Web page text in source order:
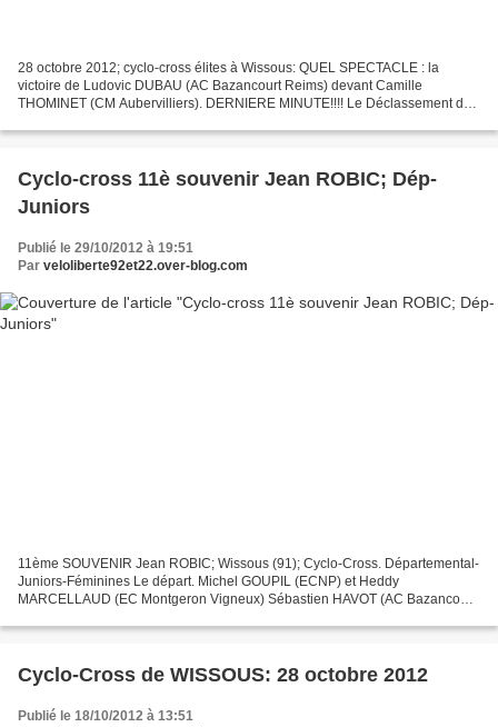
28 octobre 2012; cyclo-cross élites à Wissous: QUEL SPECTACLE : la
victoire de Ludovic DUBAU (AC Bazancourt Reims) devant Camille
THOMINET (CM Aubervilliers). DERNIERE MINUTE!!!! Le Déclassement du
Cyclo-cross 11è souvenir Jean ROBIC; Dép-
Juniors
Publié le 29/10/2012 à 19:51
Par veloliberte92et22.over-blog.com
11ème SOUVENIR Jean ROBIC; Wissous (91); Cyclo-Cross. Départemental-
Juniors-Féminines Le départ. Michel GOUPIL (ECNP) et Heddy
MARCELLAUD (EC Montgeron Vigneux) Sébastien HAVOT (AC Bazancourt
Cyclo-Cross de WISSOUS: 28 octobre 2012
Publié le 18/10/2012 à 13:51